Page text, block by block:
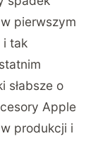
pierwszym
i tak
słabsze o
Apple
produkcji i